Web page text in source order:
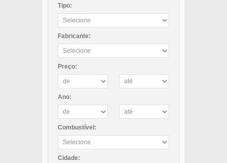
Tipo:
Fabricante:
Preço:
Ano:
Combustível:
Cidade: